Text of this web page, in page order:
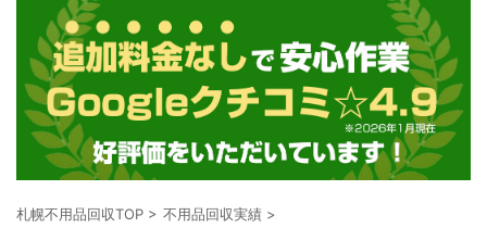
札幌不用品回収TOP > 不用品回収実績 >